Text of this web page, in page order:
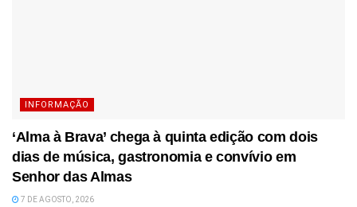
INFORMAÇÃO
‘Alma à Brava’ chega à quinta edição com dois
dias de música, gastronomia e convívio em
Senhor das Almas
7 DE AGOSTO, 2026